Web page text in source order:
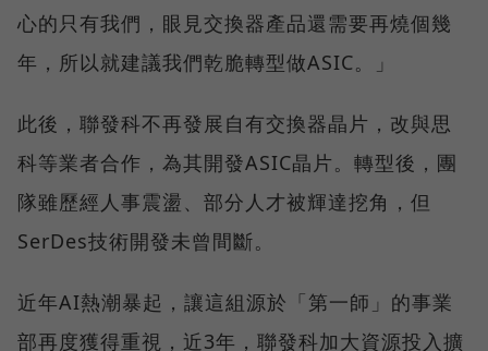
心的只有我們，眼見交換器產品還需要再燒個幾
年，所以就建議我們乾脆轉型做ASIC。」
此後，聯發科不再發展自有交換器晶片，改與思
科等業者合作，為其開發ASIC晶片。轉型後，團
隊雖歷經人事震盪、部分人才被輝達挖角，但
SerDes技術開發未曾間斷。
近年AI熱潮暴起，讓這組源於「第一師」的事業
部再度獲得重視，近3年，聯發科加大資源投入擴